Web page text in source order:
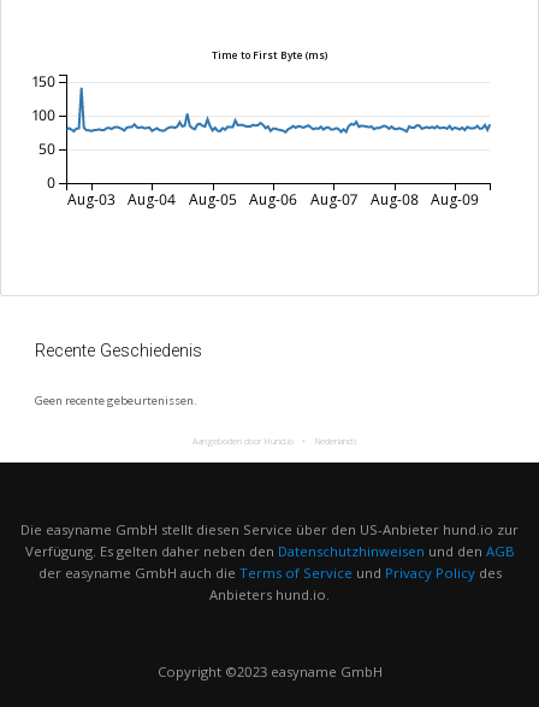
Time to First Byte (ms)
Aug-03 Aug-04 Aug-05 Aug-06 Aug-07 Aug-08 Aug-09
0
50
100
150
Recente Geschiedenis
Geen recente gebeurtenissen.
Aangeboden door Hund.io Nederlands
Die easyname GmbH stellt diesen Service über den US-Anbieter hund.io zur
Verfügung. Es gelten daher neben den Datenschutzhinweisen und den AGB
der easyname GmbH auch die Terms of Service und Privacy Policydes
Anbieters hund.io.
Copyright ©2023 easyname GmbH